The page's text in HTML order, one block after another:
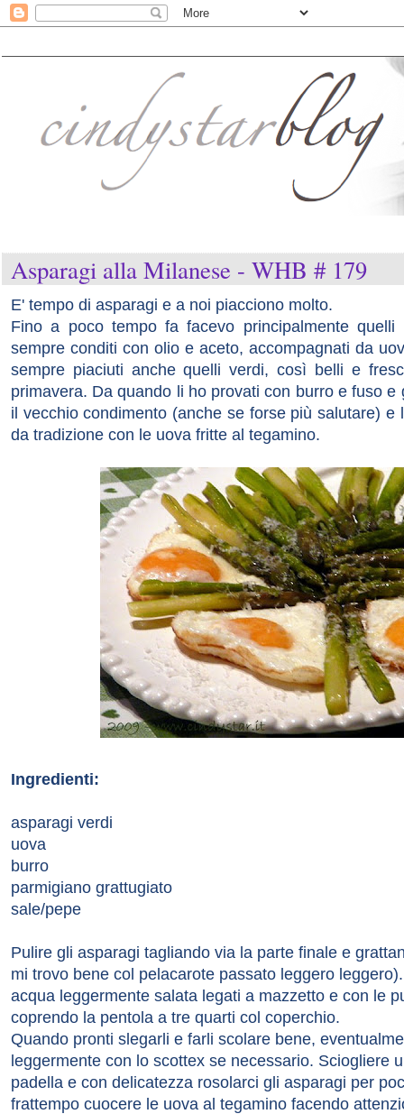
Asparagi alla Milanese - WHB # 179
E' tempo di asparagi e a noi piacciono molto.
Fino a poco tempo fa facevo principalmente
sempre conditi con olio e aceto, accompagnati da
sempre piaciuti anche quelli verdi, così belli e
primavera. Da quando li ho provati con burro e fuso e
il vecchio condimento (anche se forse più salutare) e
da tradizione con le uova fritte al tegamino.
Ingredienti:
asparagi verdi
uova
burro
parmigiano grattugiato
sale/pepe
Pulire gli asparagi tagliando via la parte finale e
mi trovo bene col pelacarote passato leggero
acqua leggermente salata legati a mazzetto e con le
coprendo la pentola a tre quarti col coperchio.
Quando pronti slegarli e farli scolare bene,
leggermente con lo scottex se necessario. Sciogliere
padella e con delicatezza rosolarci gli asparagi per
frattempo cuocere le uova al tegamino facendo